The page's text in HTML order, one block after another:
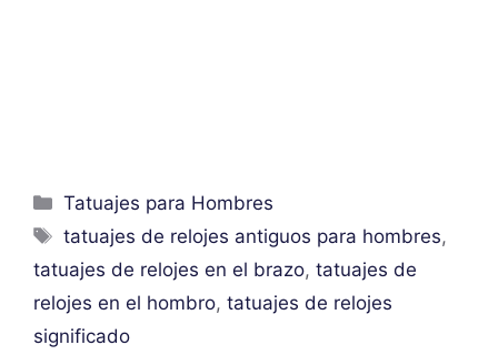
Categorías
Tatuajes para Hombres
Etiquetas
tatuajes de relojes antiguos para hombres,
tatuajes de relojes en el brazo, tatuajes de
relojes en el hombro, tatuajes de relojes
significado